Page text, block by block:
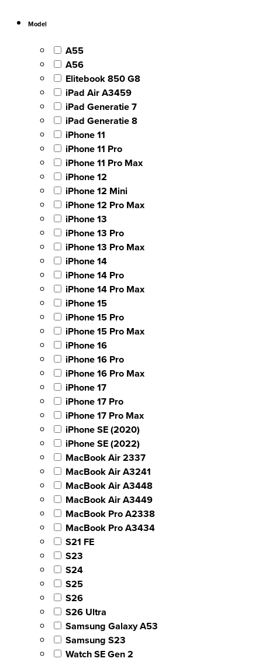
Model
A55
A56
Elitebook 850 G8
iPad Air A3459
iPad Generatie 7
iPad Generatie 8
iPhone 11
iPhone 11 Pro
iPhone 11 Pro Max
iPhone 12
iPhone 12 Mini
iPhone 12 Pro Max
iPhone 13
iPhone 13 Pro
iPhone 13 Pro Max
iPhone 14
iPhone 14 Pro
iPhone 14 Pro Max
iPhone 15
iPhone 15 Pro
iPhone 15 Pro Max
iPhone 16
iPhone 16 Pro
iPhone 16 Pro Max
iPhone 17
iPhone 17 Pro
iPhone 17 Pro Max
iPhone SE (2020)
iPhone SE (2022)
MacBook Air 2337
MacBook Air A3241
MacBook Air A3448
MacBook Air A3449
MacBook Pro A2338
MacBook Pro A3434
S21 FE
S23
S24
S25
S26
S26 Ultra
Samsung Galaxy A53
Samsung S23
Watch SE Gen 2